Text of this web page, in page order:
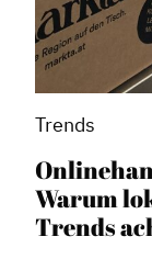
Trends
Warum
Trends